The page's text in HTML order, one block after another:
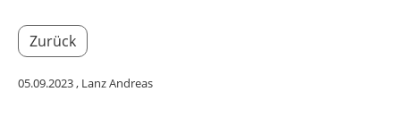
Zurück
05.09.2023, Lanz Andreas